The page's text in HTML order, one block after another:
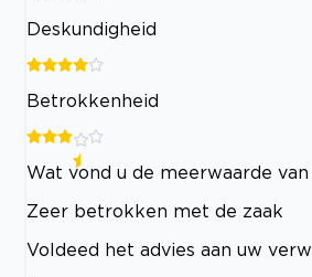
Deskundigheid
Betrokkenheid
Wat vond u de meerwaarde van
Zeer betrokken met de zaak
Voldeed het advies aan uw